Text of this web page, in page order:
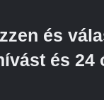
és
és 24